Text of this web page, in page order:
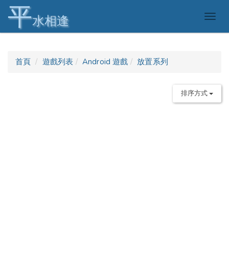
平水相逢
首頁 遊戲列表 Android 遊戲 放置系列
排序方式